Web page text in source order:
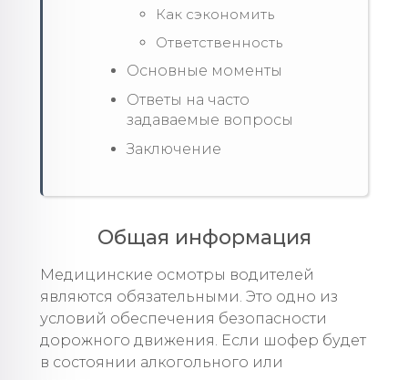
Как сэкономить
Ответственность
Основные моменты
Ответы на часто
задаваемые вопросы
Заключение
Общая информация
Медицинские осмотры водителей
являются обязательными. Это одно из
условий обеспечения безопасности
дорожного движения. Если шофер будет
в состоянии алкогольного или